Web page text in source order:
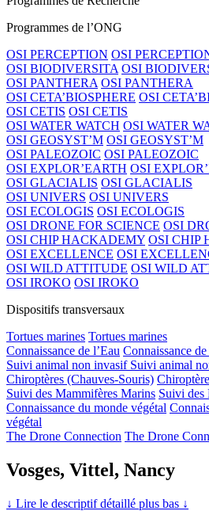
Programmes de l’ONG
OSI PERCEPTION OSI
OSI BIODIVERSITA OSI
OSI PANTHERA OSI PANTHERA
OSI CETA’BIOSPHERE OSI
OSI CETIS OSI CETIS
OSI WATER WATCH OSI WATER
OSI GEOSYST’M OSI GEOSYST’M
OSI PALEOZOIC OSI PALEOZOIC
OSI EXPLOR’EARTH OSI
OSI GLACIALIS OSI GLACIALIS
OSI UNIVERS OSI UNIVERS
OSI ECOLOGIS OSI ECOLOGIS
OSI DRONE FOR SCIENCE OSI
OSI CHIP HACKADEMY OSI CHIP
OSI EXCELLENCE OSI
OSI WILD ATTITUDE OSI WILD
OSI IROKO OSI IROKO
Dispositifs transversaux
Tortues marines Tortues marines
Connaissance de l’Eau Connaissance de
Suivi animal non invasif Suivi animal
Chiroptères (Chauves-Souris)
Suivi des Mammifères Marins Suivi des
Connaissance du monde végétal
végétal
The Drone Connection The Drone
Vosges, Vittel, Nancy
↓ Lire le descriptif détaillé plus bas ↓